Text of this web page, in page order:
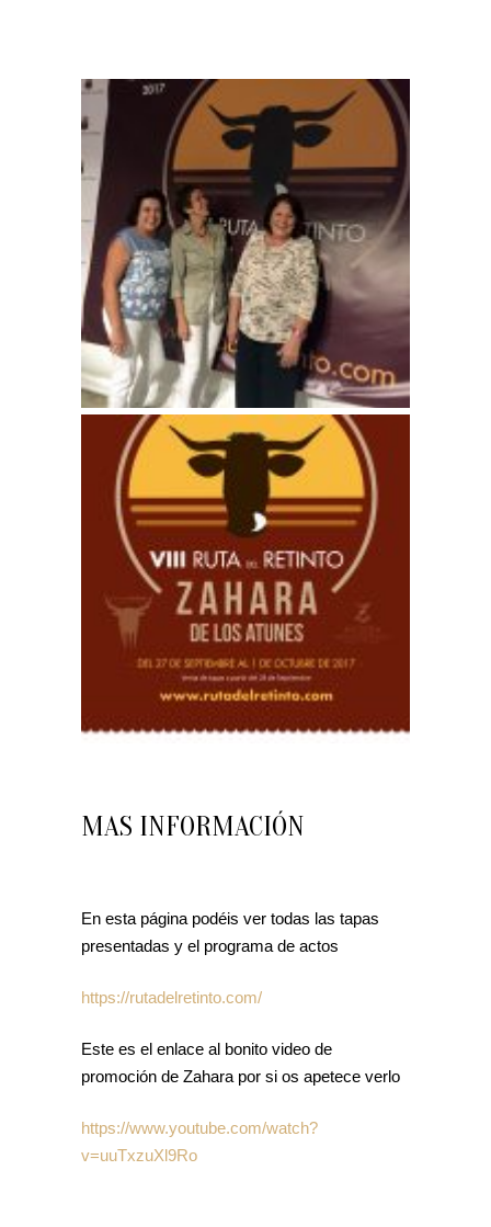
MAS INFORMACIÓN
En esta página podéis ver todas las tapas
presentadas y el programa de actos
https://rutadelretinto.com/
Este es el enlace al bonito video de
promoción de Zahara por si os apetece verlo
https://www.youtube.com/watch?
v=uuTxzuXl9Ro